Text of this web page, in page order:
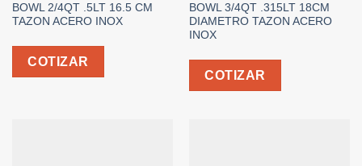
BOWL 2/4QT .5LT 16.5 CM
TAZON ACERO INOX
COTIZAR
BOWL 3/4QT .315LT 18CM
DIAMETRO TAZON ACERO
INOX
COTIZAR